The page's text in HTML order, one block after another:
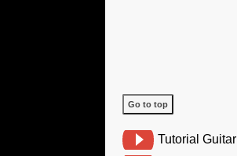
Go to top
Tutorial Guitar